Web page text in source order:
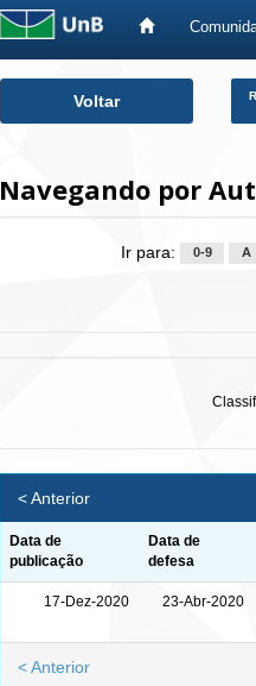
Voltar
Navegando por
Ir para: 0-9 A
< Anterior
Data de
publicação
Data de
defesa
17-Dez-2020 23-Abr-2020
< Anterior